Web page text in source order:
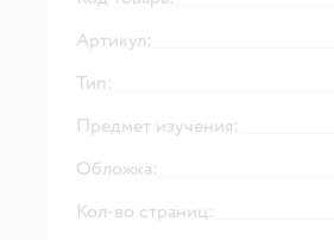
Артикул:
Тип:
Предмет изучения:
Обложка:
Кол-во страниц: